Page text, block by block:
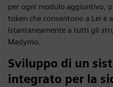
per ogni modulo aggiuntivo,
token che consentono a Lei e
istantaneamente a tutti gli
Madymo.
Sviluppo di un
integrato per la